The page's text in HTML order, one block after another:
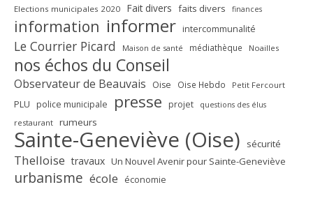
Elections municipales 2020 Fait divers faits divers finances
information informer intercommunalité
Le Courrier Picard Maison de santé médiathèque Noailles
nos échos du Conseil
Observateur de Beauvais Oise Oise Hebdo Petit Fercourt
PLU police municipale presse projet questions des élus
restaurant rumeurs
Sainte-Geneviève (Oise) sécurité
Thelloise travaux Un Nouvel Avenir pour Sainte-Geneviève
urbanisme école économie